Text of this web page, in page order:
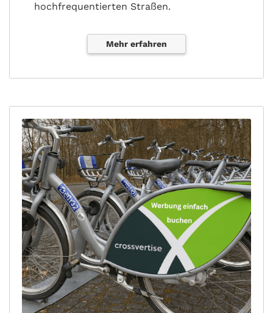
hochfrequentierten Straßen.
Mehr erfahren